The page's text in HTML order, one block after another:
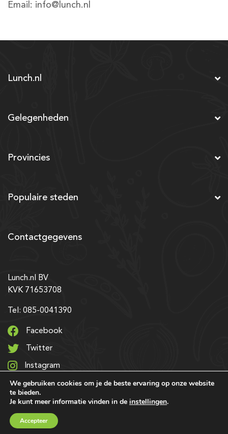
Email: info@lunch.nl
Lunch.nl
Gelegenheden
Provincies
Populaire steden
Contactgegevens
Lunch.nl BV
KVK 71653708
Tel: 085-0041390
Facebook
Twitter
Instagram
LinkedIn
© 2026 Alle rechten voorbehouden | Ontwerp & realisatie:
We gebruiken cookies om je de beste ervaring op onze website
te bieden.
Je kunt meer informatie vinden in de instellingen.
Accepteer